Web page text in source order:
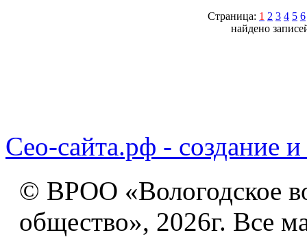
Страница: 1 2 3 4 5 6
найдено
Сео-сайта.рф - создание и
© ВРОО «Вологодское
общество», 2026г. Все